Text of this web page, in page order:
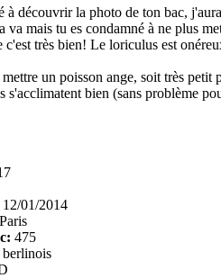
à découvrir la photo de ton bac,
va mais tu es condamné à ne plus
très bien! Le loriculus est
un poisson ange, soit très
s'acclimatent bien (sans problème
12/01/2014
Paris
475
berlinois